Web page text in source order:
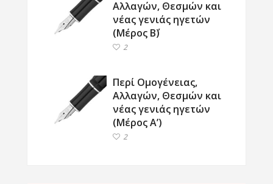
Αλλαγών, Θεσμών και
νέας γενιάς ηγετών
(Μέρος Β΄)
2
Περί Ομογένειας,
Αλλαγών, Θεσμών και
νέας γενιάς ηγετών
(Μέρος Α’)
2